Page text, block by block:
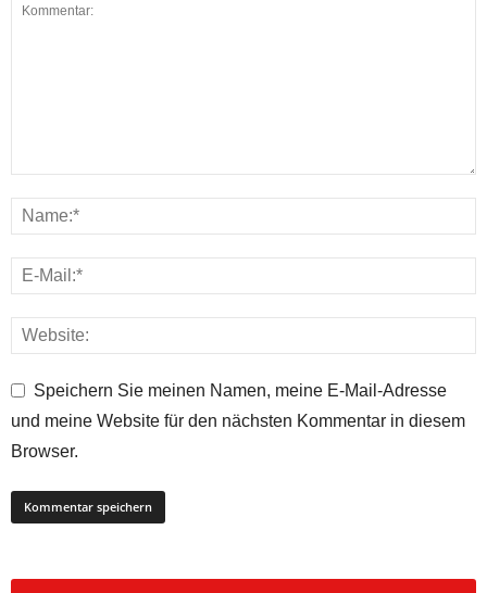
Speichern Sie meinen Namen, meine E-Mail-Adresse
und meine Website für den nächsten Kommentar in diesem
Browser.